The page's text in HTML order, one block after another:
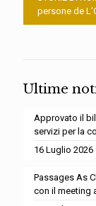
persone de
Ultime
Approvato il
servizi per la
16 Luglio 2026
Passages As
con il meeting